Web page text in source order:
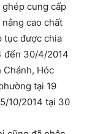
cung cấp
cao chất
tục được chia
đến 30/4/2014
Hóc
tại 19
10/2014 tại 30